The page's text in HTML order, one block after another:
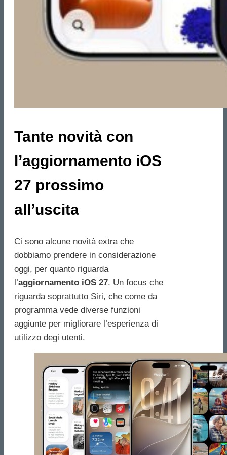
Tante novità con
l’aggiornamento iOS
27 prossimo
all’uscita
Ci sono alcune novità extra che
dobbiamo prendere in considerazione
oggi, per quanto riguarda
l’aggiornamento iOS 27. Un focus che
riguarda soprattutto Siri, che come da
programma vede diverse funzioni
aggiunte per migliorare l’esperienza di
utilizzo degi utenti.